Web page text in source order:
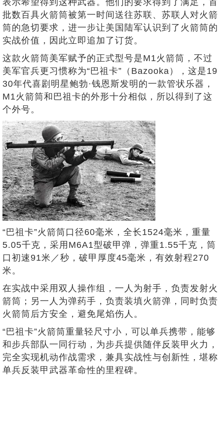
批数百具火箭筒被第一时间送往苏联、苏联人对火箭
筒的急切要求，进一步让美国陆军认识到了火箭筒的
实战价值，因此立即追加了订货。
这款火箭筒美军赋予的正式型号是M1火箭筒，不过
美军官兵更习惯称为“巴祖卡”（Bazooka），这是19
30年代喜剧明星鲍勃·钱恩斯发明的一款管状乐器，
M1火箭筒和巴祖卡的外形十分相似，所以得到了这
个外号。
“巴祖卡”火箭筒口径60毫米，全长1524毫米，重量
5.05千克，采用M6A1型破甲弹，弹重1.55千克，筒
口初速91米／秒，破甲厚度45毫米，有效射程270
米。
在实战中采用双人操作组，一人为射手，负责发射火
箭筒；另一人为弹药手，负责装填火箭弹，同时负责
火箭筒后方安全，避免尾焰伤人。
“巴祖卡”火箭筒重量轻尺寸小，可以单兵携带，能够
和步兵部队一同行动，为步兵提供随伴反装甲火力，
完全实现机动作战需求，兼具实战性与创新性，堪称
单兵反装甲武器革命性的里程碑。